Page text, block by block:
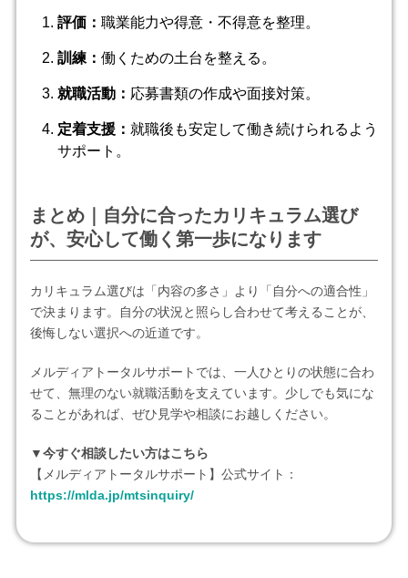
評価： 職業能力や得意・不得意を整理。
訓練： 働くための土台を整える。
就職活動： 応募書類の作成や面接対策。
定着支援： 就職後も安定して働き続けられるよう
サポート。
まとめ｜自分に合ったカリキュラム選び
が、安心して働く第一歩になります
カリキュラム選びは「内容の多さ」より「自分への適合性」
で決まります。自分の状況と照らし合わせて考えることが、
後悔しない選択への近道です。
メルディアトータルサポートでは、一人ひとりの状態に合わ
せて、無理のない就職活動を支えています。少しでも気にな
ることがあれば、ぜひ見学や相談にお越しください。
▼今すぐ相談したい方はこちら
【メルディアトータルサポート】公式サイト：
https://mlda.jp/mtsinquiry/